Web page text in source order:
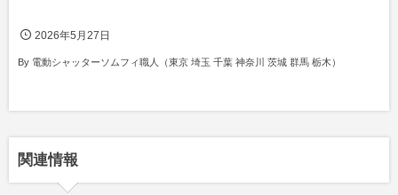
2026年5月27日
By 電動シャッターソムフィ職人（東京 埼玉 千葉 神奈川 茨城 群馬 栃木）
関連情報